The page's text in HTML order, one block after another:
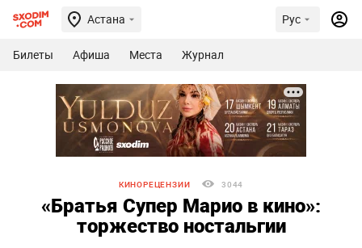
Астана Рус
Билеты Афиша Места Журнал
КИНОРЕЦЕНЗИИ 3044
«Братья Супер Марио в кино»:
торжество ностальгии